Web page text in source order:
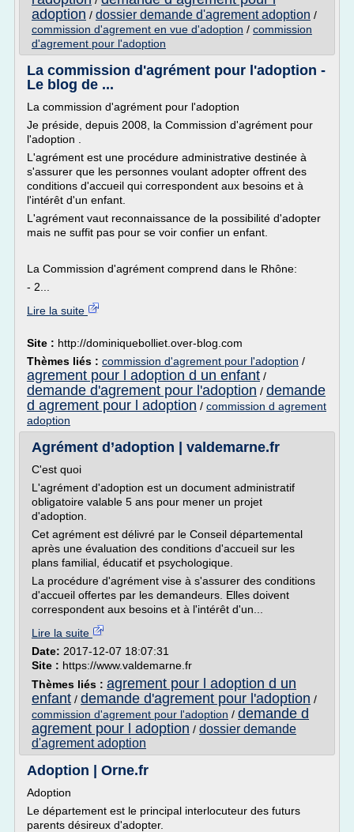
adoption / dossier demande d'agrement adoption /
commission d'agrement en vue d'adoption / commission
d'agrement pour l'adoption
La commission d'agrément pour l'adoption -
Le blog de ...
La commission d'agrément pour l'adoption
Je préside, depuis 2008, la Commission d'agrément pour
l'adoption .
L'agrément est une procédure administrative destinée à
s'assurer que les personnes voulant adopter offrent des
conditions d'accueil qui correspondent aux besoins et à
l'intérêt d'un enfant.
L'agrément vaut reconnaissance de la possibilité d'adopter
mais ne suffit pas pour se voir confier un enfant.
La Commission d'agrément comprend dans le Rhône:
- 2...
Lire la suite
Site : http://dominiquebolliet.over-blog.com
Thèmes liés : commission d'agrement pour l'adoption /
agrement pour l adoption d un enfant /
demande d'agrement pour l'adoption / demande
d agrement pour l adoption / commission d agrement
adoption
Agrément d’adoption | valdemarne.fr
C'est quoi
L'agrément d'adoption est un document administratif
obligatoire valable 5 ans pour mener un projet
d'adoption.
Cet agrément est délivré par le Conseil départemental
après une évaluation des conditions d'accueil sur les
plans familial, éducatif et psychologique.
La procédure d'agrément vise à s'assurer des conditions
d'accueil offertes par les demandeurs. Elles doivent
correspondent aux besoins et à l'intérêt d'un...
Lire la suite
Date: 2017-12-07 18:07:31
Site : https://www.valdemarne.fr
Thèmes liés : agrement pour l adoption d un
enfant / demande d'agrement pour l'adoption /
commission d'agrement pour l'adoption / demande d
agrement pour l adoption / dossier demande
d'agrement adoption
Adoption | Orne.fr
Adoption
Le département est le principal interlocuteur des futurs
parents désireux d'adopter.